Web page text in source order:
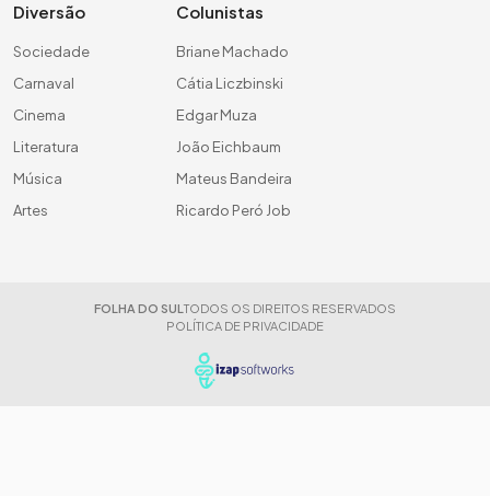
Diversão
Sociedade
Carnaval
Cinema
Literatura
Música
Artes
Colunistas
Briane Machado
Cátia Liczbinski
Edgar Muza
João Eichbaum
Mateus Bandeira
Ricardo Peró Job
FOLHA DO SUL TODOS OS DIREITOS RESERVADOS
POLÍTICA DE PRIVACIDADE